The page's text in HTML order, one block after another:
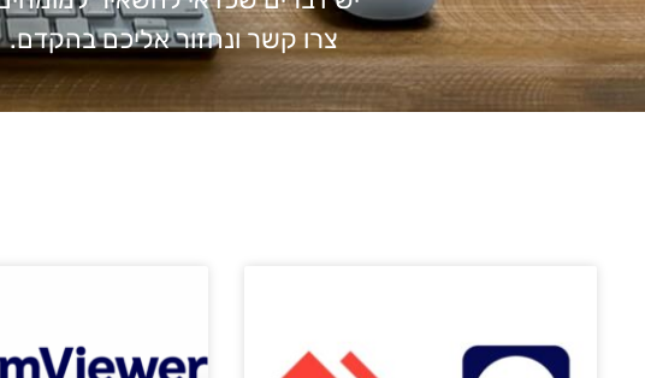
צרו קשר ונחזור אליכם בהקדם.